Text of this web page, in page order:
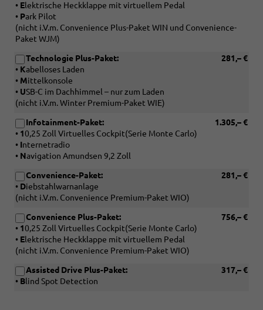
• Elektrische Heckklappe mit virtuellem Pedal
• Park Pilot
(nicht i.V.m. Convenience Plus-Paket WIN und Convenience-
Paket WJM)
281,– €
Technologie Plus-Paket:
• Kabelloses Laden
• Mittelkonsole
• USB-C im Dachhimmel – nur zum Laden
(nicht i.V.m. Winter Premium-Paket WIE)
1.305,– €
Infotainment-Paket:
• 10,25 Zoll Virtuelles Cockpit(Serie Monte Carlo)
• Internetradio
• Navigation Amundsen 9,2 Zoll
281,– €
Convenience-Paket:
• Diebstahlwarnanlage
(nicht i.V.m. Convenience Premium-Paket WIO)
756,– €
Convenience Plus-Paket:
• 10,25 Zoll Virtuelles Cockpit(Serie Monte Carlo)
• Elektrische Heckklappe mit virtuellem Pedal
(nicht i.V.m. Convenience Premium-Paket WIO)
317,– €
Assisted Drive Plus-Paket:
• Blind Spot Detection